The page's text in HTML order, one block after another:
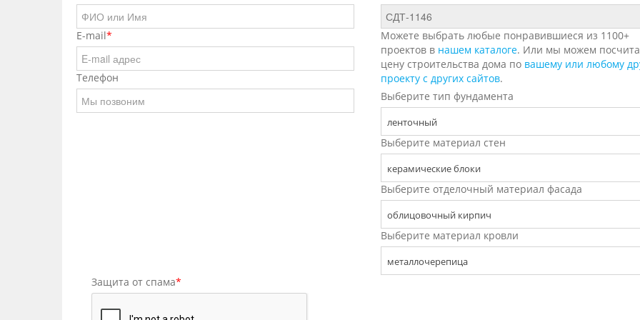
E-mail*
Телефон
Можете выбрать любые понравившиеся из 1100+
проектов в нашем каталоге. Или мы можем
цену строительства дома по вашему или любому
проекту с других сайтов.
Выберите тип фундамента
ленточный
Выберите материал стен
керамические блоки
Выберите отделочный материал фасада
облицовочный кирпич
Выберите материал кровли
металлочерепица
Защита от спама*